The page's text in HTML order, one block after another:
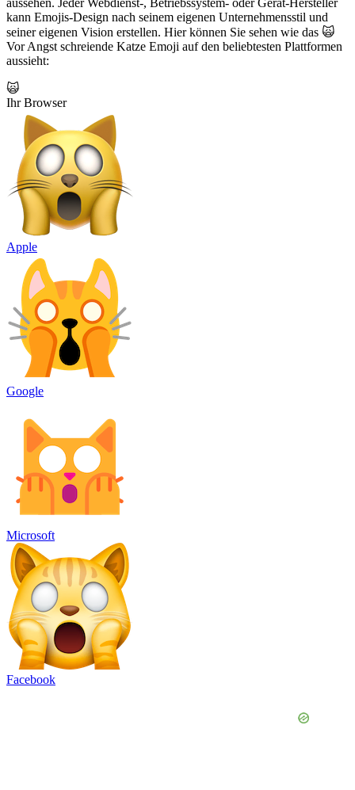
aussehen. Jeder Webdienst-, Betriebssystem- oder Gerät-Hersteller
kann Emojis-Design nach seinem eigenen Unternehmensstil und
seiner eigenen Vision erstellen. Hier können Sie sehen wie das 🙀
Vor Angst schreiende Katze Emoji auf den beliebtesten Plattformen
aussieht:
🙀
Ihr Browser
Apple
Google
Microsoft
Facebook